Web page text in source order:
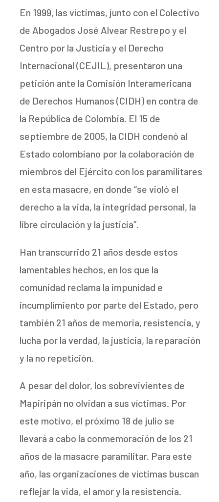
En 1999, las víctimas, junto con el Colectivo
de Abogados José Alvear Restrepo y el
Centro por la Justicia y el Derecho
Internacional (CEJIL), presentaron una
petición ante la Comisión Interamericana
de Derechos Humanos (CIDH) en contra de
la República de Colombia. El 15 de
septiembre de 2005, la CIDH condenó al
Estado colombiano por la colaboración de
miembros del Ejército con los paramilitares
en esta masacre, en donde “se violó el
derecho a la vida, la integridad personal, la
libre circulación y la justicia”.
Han transcurrido 21 años desde estos
lamentables hechos, en los que la
comunidad reclama la impunidad e
incumplimiento por parte del Estado, pero
también 21 años de memoria, resistencia, y
lucha por la verdad, la justicia, la reparación
y la no repetición.
A pesar del dolor, los sobrevivientes de
Mapiripán no olvidan a sus víctimas. Por
este motivo, el próximo 18 de julio se
llevará a cabo la conmemoración de los 21
años de la masacre paramilitar. Para este
año, las organizaciones de víctimas buscan
reflejar la vida, el amor y la resistencia.